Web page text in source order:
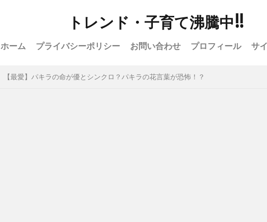
トレンド・子育て沸騰中!!
ホーム プライバシーポリシー お問い合わせ プロフィール サ
【最愛】パキラの命が優とシンクロ？パキラの花言葉が恐怖！？